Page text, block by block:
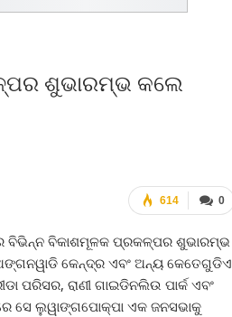
ଶୁଭାରମ୍ଭ କଲେ
0
614
ବିଭିନ୍ନ ବିକାଶମୂଳକ ପ୍ରକଳ୍ପର ଶୁଭାରମ୍ଭ
କେନ୍ଦ୍ର ଏବଂ ଅନ୍ୟ କେତେଗୁଡିଏ
ପରିସର, ରାଣୀ ଗାଇଡିନଲିଉ ପାର୍କ ଏବଂ
ସେ ଲୁୱାଙ୍ଗପୋକ୍ପା ଏକ ଜନସଭାକୁ